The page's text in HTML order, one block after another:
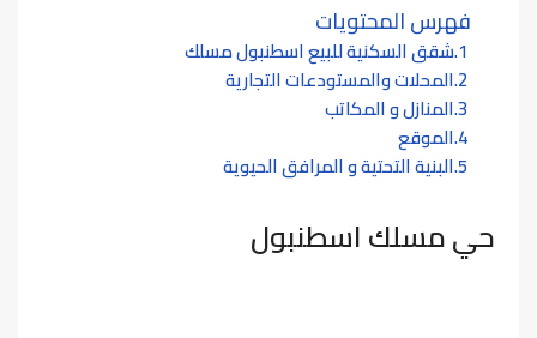
فهرس المحتويات
شقق السكنية للبيع اسطنبول مسلك
المحلات والمستودعات التجارية
المنازل و المكاتب
الموقع
البنية التحتية و المرافق الحيوية
حي مسلك اسطنبول